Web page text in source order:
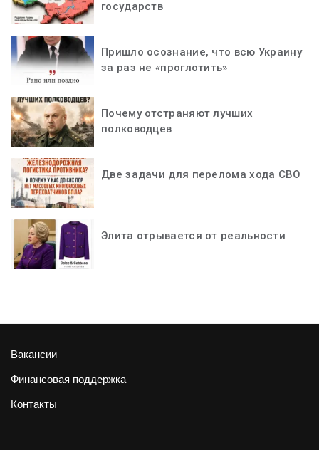
государств
Пришло осознание, что всю Украину
за раз не «проглотить»
Почему отстраняют лучших
полководцев
Две задачи для перелома хода СВО
Элита отрывается от реальности
Вакансии
Финансовая поддержка
Контакты